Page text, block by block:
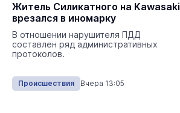
Житель Силикатного на Kawasaki
врезался в иномарку
В отношении нарушителя ПДД
составлен ряд административных
протоколов.
Происшествия Вчера 13:05